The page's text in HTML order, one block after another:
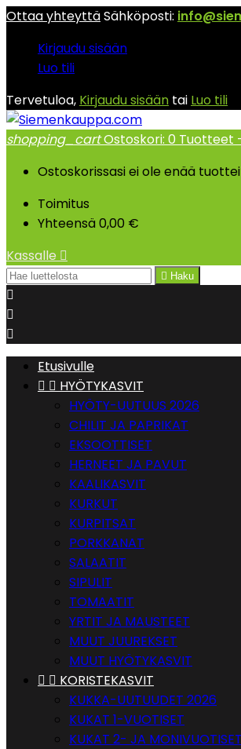
Ottaa yhteyttäSähköposti:
Kirjaudu sisään
Luo tili
Tervetuloa, Kirjaudu sisään tai Luo tili
shopping_cartOstoskori: 0 Tuotteet
Ostoskorissasi ei ole enää
Toimitus
Yhteensä0,00 €
Kassalle 
 Haku



Etusivulle
  HYÖTYKASVIT
HYÖTY-UUTUUS 2026
CHILIT JA PAPRIKAT
EKSOOTTISET
HERNEET JA PAVUT
KAALIKASVIT
KURKUT
KURPITSAT
PORKKANAT
SALAATIT
SIPULIT
TOMAATIT
YRTIT JA MAUSTEET
MUUT JUUREKSET
MUUT HYÖTYKASVIT
  KORISTEKASVIT
KUKKA-UUTUUDET 2026
KUKAT 1-VUOTISET
KUKAT 2- JA MONIVUOTISET